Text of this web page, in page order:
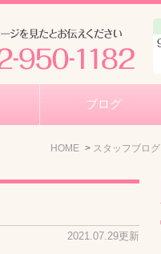
ブログ
HOME スタッフブログ
2021.07.29更新